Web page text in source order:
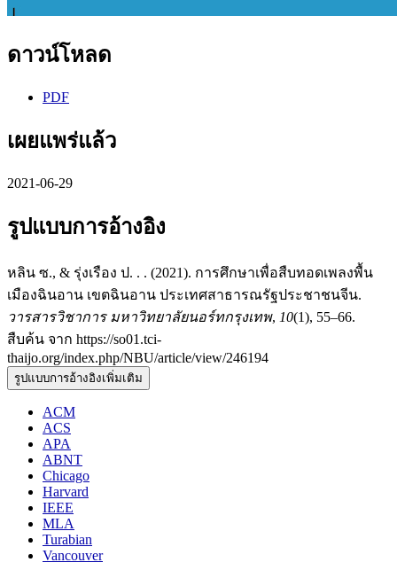
ดาวน์โหลด
PDF
เผยแพร่แล้ว
2021-06-29
รูปแบบการอ้างอิง
หลิน ซ., & รุ่งเรือง ป. . . (2021). การศึกษาเพื่อสืบทอดเพลงพื้น
เมืองฉินอาน เขตฉินอาน ประเทศสาธารณรัฐประชาชนจีน.
วารสารวิชาการ มหาวิทยาลัยนอร์ทกรุงเทพ, 10(1), 55–66.
สืบค้น จาก https://so01.tci-
thaijo.org/index.php/NBU/article/view/246194
รูปแบบการอ้างอิงเพิ่มเติม
ACM
ACS
APA
ABNT
Chicago
Harvard
IEEE
MLA
Turabian
Vancouver